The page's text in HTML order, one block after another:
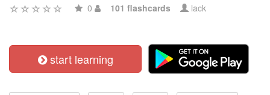
0 101 flashcards lack
start learning